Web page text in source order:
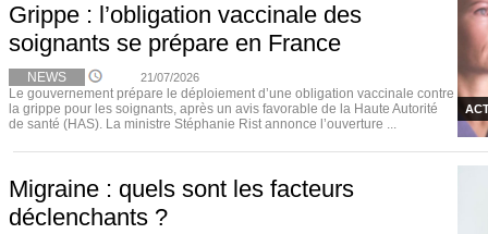
Grippe : l’obligation vaccinale des
soignants se prépare en France
NEWS 21/07/2026
Le gouvernement prépare le déploiement d’une obligation vaccinale contre
la grippe pour les soignants, après un avis favorable de la Haute Autorité
de santé (HAS). La ministre Stéphanie Rist annonce l’ouverture ...
Migraine : quels sont les facteurs
déclenchants ?